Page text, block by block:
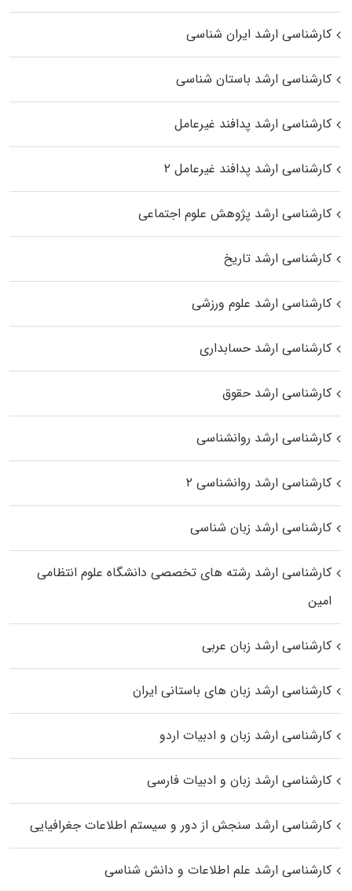
کارشناسی ارشد ایران شناسی
کارشناسی ارشد باستان شناسی
کارشناسی ارشد پدافند غیرعامل
کارشناسی ارشد پدافند غیرعامل ۲
کارشناسی ارشد پژوهش علوم اجتماعی
کارشناسی ارشد تاریخ
کارشناسی ارشد علوم ورزشی
کارشناسی ارشد حسابداری
کارشناسی ارشد حقوق
کارشناسی ارشد روانشناسی
کارشناسی ارشد روانشناسی ۲
کارشناسی ارشد زبان شناسی
کارشناسی ارشد رﺷﺘﻪ ﻫﺎی تخصصی داﻧﺸﮕﺎه ﻋﻠﻮم انتظامی
اﻣﻴﻦ
کارشناسی ارشد زبان عربی
کارشناسی ارشد زبان‌ های باستانی ایران
کارشناسی ارشد زبان و ادبیات اردو
کارشناسی ارشد زبان و ادبیات فارسی
کارشناسی ارشد سنجش از دور و سیستم اطلاعات جغرافیایی
کارشناسی ارشد علم اطلاعات و دانش شناسی